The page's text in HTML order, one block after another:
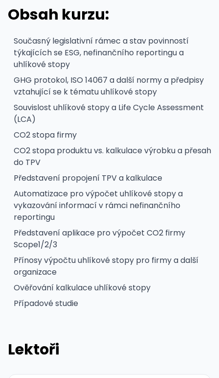
Obsah kurzu:
Současný legislativní rámec a stav povinností
týkajících se ESG, nefinančního reportingu a
uhlíkové stopy
GHG protokol, ISO 14067 a další normy a předpisy
vztahující se k tématu uhlíkové stopy
Souvislost uhlíkové stopy a Life Cycle Assessment
(LCA)
CO2 stopa firmy
CO2 stopa produktu vs. kalkulace výrobku a přesah
do TPV
Představení propojení TPV a kalkulace
Automatizace pro výpočet uhlíkové stopy a
vykazování informací v rámci nefinančního
reportingu
Představení aplikace pro výpočet CO2 firmy
Scope1/2/3
Přínosy výpočtu uhlíkové stopy pro firmy a další
organizace
Ověřování kalkulace uhlíkové stopy
Případové studie
Lektoři